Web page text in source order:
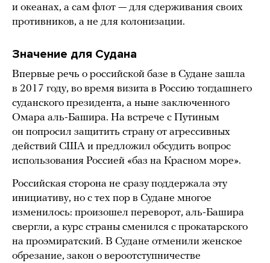
и океанах, а сам флот — для сдерживания своих
противников, а не для колонизации.
Значение для Судана
Впервые речь о российской базе в Судане зашла
в 2017 году, во время визита в Россию тогдашнего
суданского президента, а ныне заключенного
Омара аль-Башира. На встрече с Путиным
он попросил защитить страну от агрессивных
действий США и предложил обсудить вопрос
использования Россией «баз на Красном море».
Российская сторона не сразу поддержала эту
инициативу, но с тех пор в Судане многое
изменилось: произошел переворот, аль-Башира
свергли, а курс страны сменился с прокатарского
на проэмиратский. В Судане отменили женское
обрезание, закон о вероотступничестве